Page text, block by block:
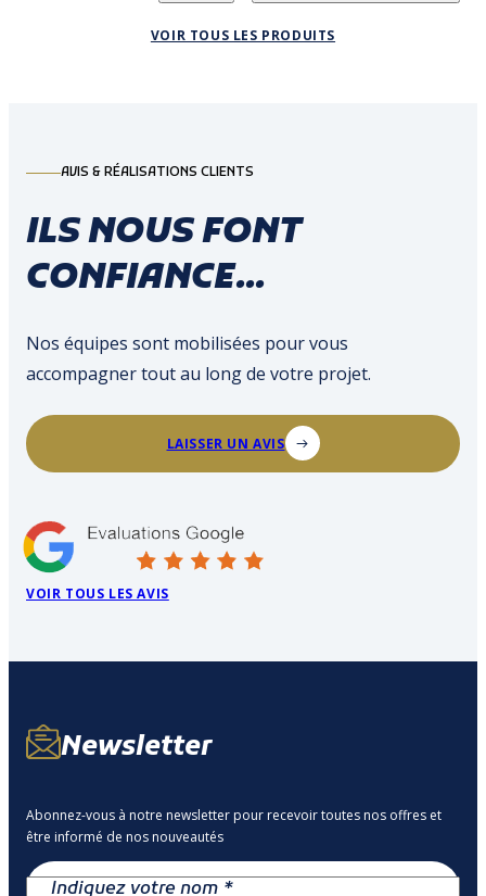
VOIR TOUS LES PRODUITS
AVIS & RÉALISATIONS CLIENTS
ILS NOUS FONT
CONFIANCE...
Nos équipes sont mobilisées pour vous
accompagner tout au long de votre projet.
LAISSER UN AVIS
VOIR TOUS LES AVIS
Newsletter
Abonnez-vous à notre newsletter pour recevoir toutes nos offres et
être informé de nos nouveautés